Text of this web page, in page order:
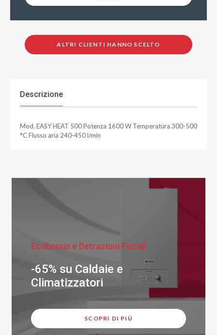
ALTRI CLIENTI HANNO SCELTO
Descrizione
Mod. EASY HEAT 500 Potenza 1600 W Temperatura 300-500
°C Flusso aria 240-450 l/min
Ecobonus e Detrazioni Fiscali
-65% su Caldaie e
Climatizzatori
SCOPRI DI PIÙ